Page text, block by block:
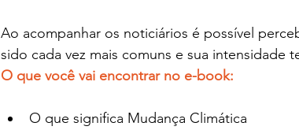
Ao acompanhar os noticiários é possível
sido cada vez mais comuns e sua intensidade
O que você vai encontrar no e-book:
﻿O que significa Mudança Climática